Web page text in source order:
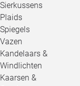
Sierkussens
Plaids
Spiegels
Vazen
Kandelaars &
Windlichten
Kaarsen &